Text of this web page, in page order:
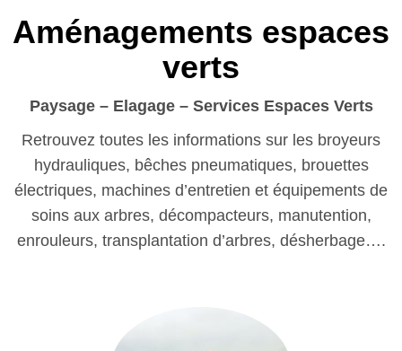
Aménagements espaces
verts
Paysage – Elagage – Services Espaces Verts
Retrouvez toutes les informations sur les broyeurs
hydrauliques, bêches pneumatiques, brouettes
électriques, machines d’entretien et équipements de
soins aux arbres, décompacteurs, manutention,
enrouleurs, transplantation d’arbres, désherbage….